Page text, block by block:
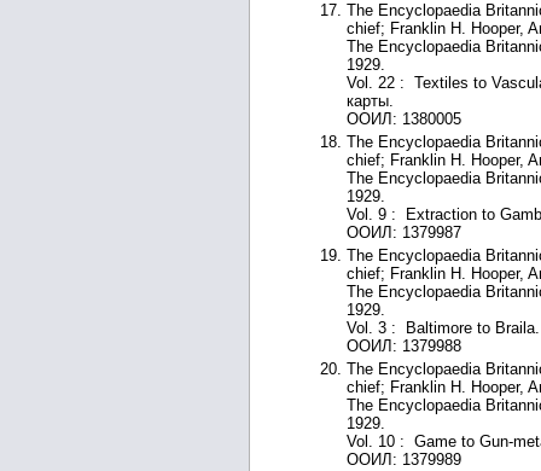
The Encyclopaedia
chief; Franklin H. Hooper,
The Encyclopaedia
1929.
Vol. 22 : Textiles to
карты.
ООИЛ: 1380005
The Encyclopaedia
chief; Franklin H. Hooper,
The Encyclopaedia
1929.
Vol. 9 : Extraction to
ООИЛ: 1379987
The Encyclopaedia
chief; Franklin H. Hooper,
The Encyclopaedia
1929.
Vol. 3 : Baltimore to
ООИЛ: 1379988
The Encyclopaedia
chief; Franklin H. Hooper,
The Encyclopaedia
1929.
Vol. 10 : Game to Gun-
ООИЛ: 1379989